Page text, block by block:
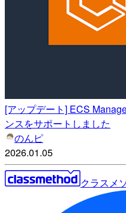
[アップデート] ECS
ンスをサポートしました
のんピ
2026.01.05
クラスメ